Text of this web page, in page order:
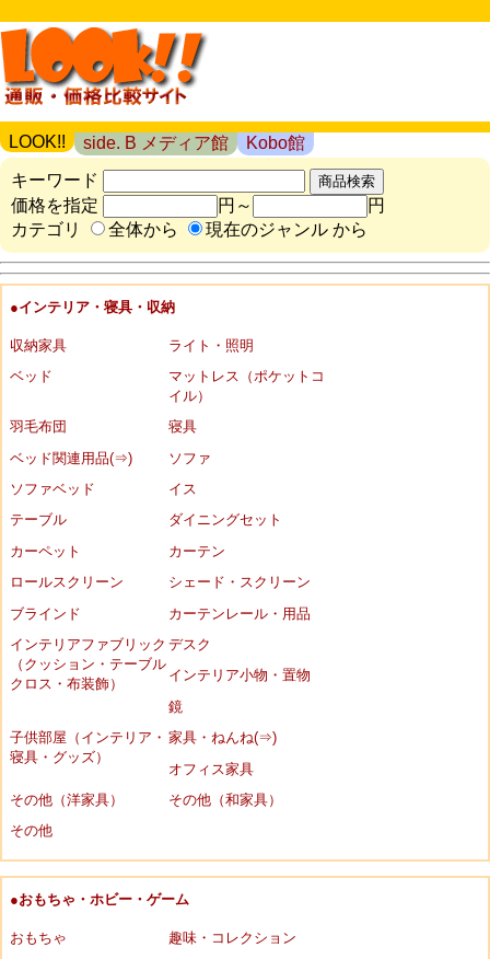
LOOK!! side. B メディア館
Kobo館
キーワード
価格を指定
円～
円
カテゴリ
全体から 現在のジャンル から
●インテリア・寝具・収納
収納家具
ライト・照明
ベッド
マットレス（ポケットコ
イル）
羽毛布団
寝具
ベッド関連用品(⇒)
ソファ
ソファベッド
イス
テーブル
ダイニングセット
カーペット
カーテン
ロールスクリーン
シェード・スクリーン
ブラインド
カーテンレール・用品
インテリアファブリック
（クッション・テーブル
クロス・布装飾）
デスク
インテリア小物・置物
鏡
子供部屋（インテリア・
寝具・グッズ）
家具・ねんね(⇒)
オフィス家具
その他（洋家具）
その他（和家具）
その他
●おもちゃ・ホビー・ゲーム
おもちゃ
趣味・コレクション